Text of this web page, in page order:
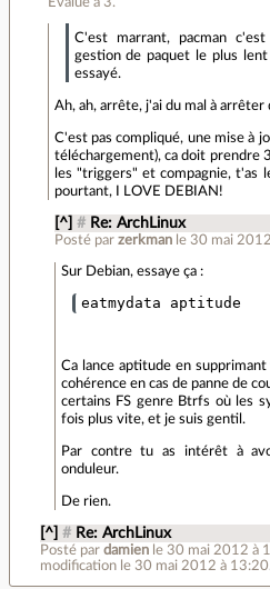
C'est marrant, pacman
gestion de paquet le plus lent
essayé.
Ah, ah, arrête, j'ai du mal à
C'est pas compliqué, une mise à
téléchargement), ca doit prendre
les "triggers" et compagnie, t'as
pourtant, I LOVE DEBIAN!
[^] # Re: ArchLinux
Posté par zerkman le 30 mai
Sur Debian, essaye ça :
Ca lance aptitude en
cohérence en cas de panne de
certains FS genre Btrfs où les
fois plus vite, et je suis gentil.
Par contre tu as intérêt à
onduleur.
De rien.
[^] # Re: ArchLinux
Posté pardamien le 30 mai 2012 à
modification le 30 mai 2012 à 13:20.